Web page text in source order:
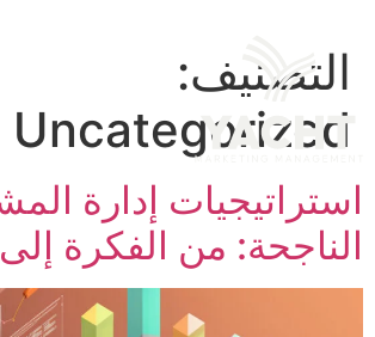
التصنيف:
Uncategorized
استراتيجيات إدارة
الناجحة: من الفكرة إلى